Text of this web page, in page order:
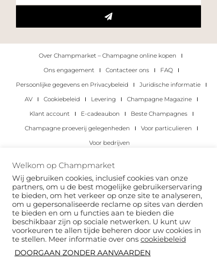
Over Champmarket – Champagne online kopen
Ons engagement
Contacteer ons
FAQ
Persoonlijke gegevens en Privacybeleid
Juridische informatie
AV
Cookiebeleid Levering
Champagne Magazine
Klant account
E-cadeaubon
Beste Champagnes
Champagne proeverij gelegenheden
Voor particulieren
Voor bedrijven
Copyright 2022 © alle rechten voorbehouden.
Welkom op Champmarket
Wij gebruiken cookies, inclusief cookies van onze
partners, om u de best mogelijke gebruikerservaring
te bieden, om het verkeer op onze site te analyseren,
om u gepersonaliseerde reclame op sites van derden
te bieden en om u functies aan te bieden die
beschikbaar zijn op sociale netwerken. U kunt uw
voorkeuren te allen tijde beheren door uw cookies in
te stellen. Meer informatie over ons cookiebeleid
DOORGAAN ZONDER AANVAARDEN